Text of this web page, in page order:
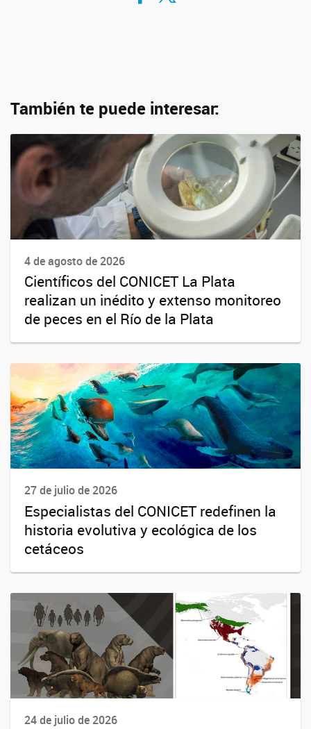
También te puede interesar:
4 de agosto de 2026
Científicos del CONICET La Plata
realizan un inédito y extenso monitoreo
de peces en el Río de la Plata
27 de julio de 2026
Especialistas del CONICET redefinen la
historia evolutiva y ecológica de los
cetáceos
24 de julio de 2026